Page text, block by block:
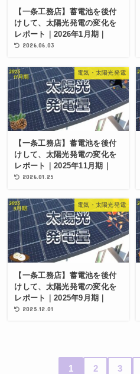
【一条工務店】蓄電池を後付
けして、太陽光発電の変化を
レポート｜2026年1月期｜
2026.06.03
電気・太陽光発電
【一条工務店】蓄電池を後付
けして、太陽光発電の変化を
レポート｜2025年11月期｜
2026.01.25
電気・太陽光発電
【一条工務店】蓄電池を後付
けして、太陽光発電の変化を
レポート｜2025年9月期｜
2025.12.01
1 2 3